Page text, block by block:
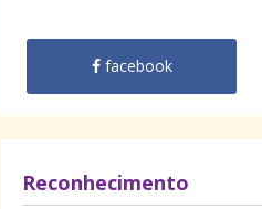
facebook
Reconhecimento